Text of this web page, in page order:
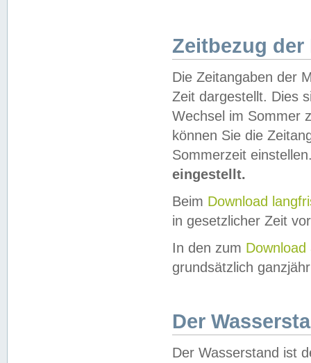
Zeitbezug der
Die Zeitangaben der
Zeit dargestellt. Dies
Wechsel im Sommer
können Sie die
Sommerzeit
eingestellt.
Beim Download
in gesetzlicher Zeit
In den zum Download
grundsätzlich
Der
Der Wasserstand ist